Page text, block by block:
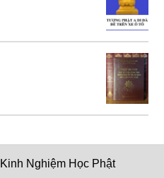
Nghiệm Học Phật